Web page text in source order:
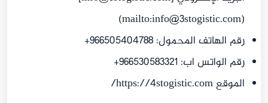
(mailto:
info@3stogistic.com
)
رقم الهاتف المحمول: 966505404788+
رقم الواتس اب: 966530583321+
الموقع https://4stogistic.com/